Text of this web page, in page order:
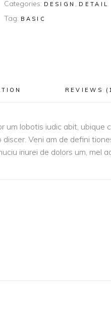
Categories: DESIGN , DETAIL
Tag: BASIC
REVIEWS
lobotis iudic abit, ubique
Veni am de defini
iriurei de dolors um, mel